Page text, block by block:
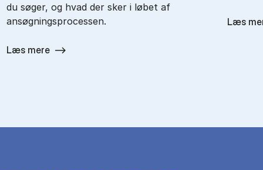
du søger, og hvad der sker i løbet af
ansøgningsprocessen.
Læs mere
Læs